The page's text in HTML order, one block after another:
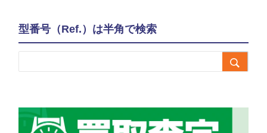
型番号（Ref.）は半角で検索
